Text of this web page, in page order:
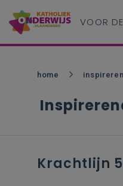
VOOR
home
Krachtlijn